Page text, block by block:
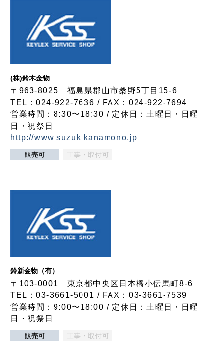
(株)鈴木金物
〒963-8025 福島県郡山市桑野5丁目15-6
TEL：024-922-7636 / FAX：024-922-7694
営業時間：8:30〜18:30 / 定休日：土曜日・日曜
日・祝祭日
http://www.suzukikanamono.jp
販売可 工事・取付可
鈴新金物（有）
〒103-0001 東京都中央区日本橋小伝馬町8-6
TEL：03-3661-5001 / FAX：03-3661-7539
営業時間：9:00〜18:00 / 定休日：土曜日・日曜
日・祝祭日
販売可 工事・取付可